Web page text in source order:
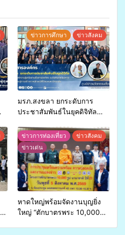
บ
ข่าวการศึกษา ข่าวสังคม
มรภ.สงขลา ยกระดับการ
ประชาสัมพันธ์ในยุคดิจิทัล
ข่ายสื่อสารองค์กร ระดมสมอง
วางแนวทางการทำงาน ปูทาง
สู่การสร้างภาพลักษณ์ที่ดีของ
มหาวิทยาลัย
ข่าวการท่องเที่ยว
ข่าวสังคม
ข่าวเด่น
หาดใหญ่พร้อมจัดงานบุญยิ่ง
ใหญ่ “ตักบาตรพระ 10,000